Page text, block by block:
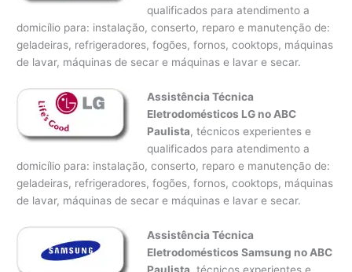
qualificados para atendimento a
domicílio para: instalação, conserto, reparo e manutenção de:
geladeiras, refrigeradores, fogões, fornos, cooktops, máquinas
de lavar, máquinas de secar e máquinas e lavar e secar.
Assistência Técnica
Eletrodomésticos LG no ABC
Paulista, técnicos experientes e
qualificados para atendimento a
domicílio para: instalação, conserto, reparo e manutenção de:
geladeiras, refrigeradores, fogões, fornos, cooktops, máquinas
de lavar, máquinas de secar e máquinas e lavar e secar.
Assistência Técnica
Eletrodomésticos Samsung no ABC
Paulista, técnicos experientes e